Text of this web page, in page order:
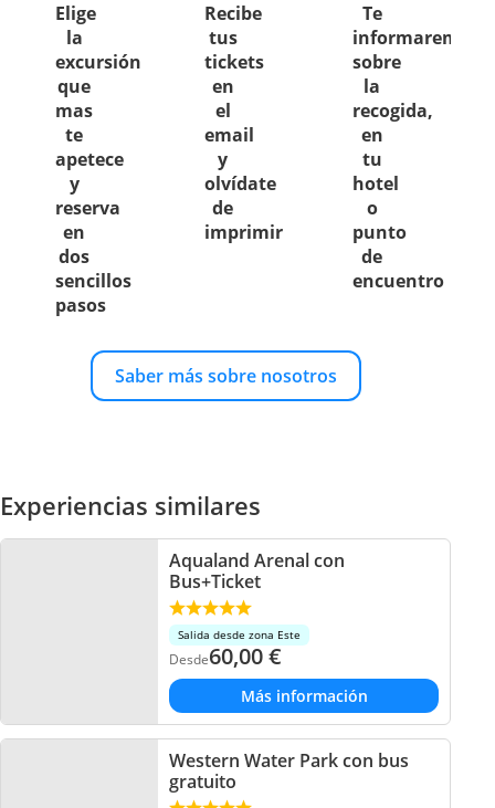
Elige
la
excursión
que
mas
te
apetece
y
reserva
en
dos
sencillos
pasos
Recibe
tus
tickets
en
el
email
y
olvídate
de
imprimir
Te
informaremos
sobre
la
recogida,
en
tu
hotel
o
punto
de
encuentro
Saber más sobre nosotros
Experiencias similares
Aqualand Arenal con
Bus+Ticket
Salida desde zona Este
Desde60,00€
Más información
Western Water Park con bus
gratuito